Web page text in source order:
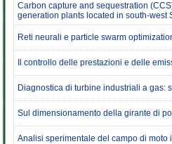
Carbon capture and sequestration
generation plants located in south-west
Reti neurali e particle swarm
Il controllo delle prestazioni e delle
Diagnostica di turbine industriali a gas:
Sul dimensionamento della girante di
Analisi sperimentale del campo di moto